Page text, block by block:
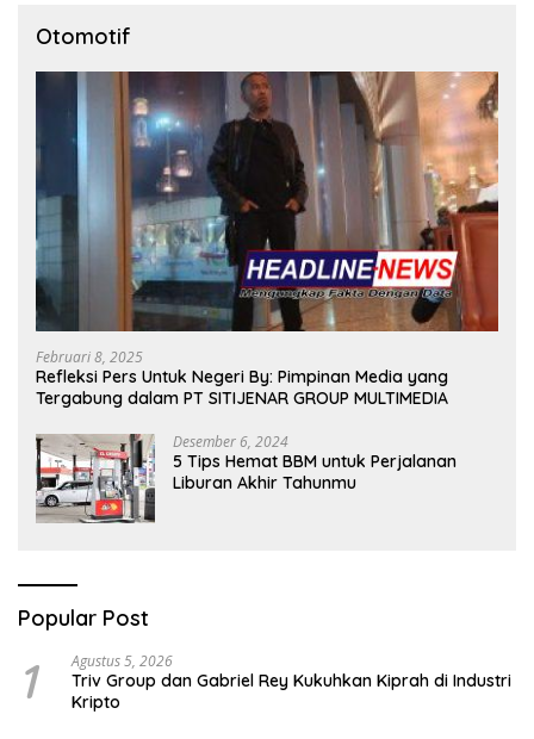
Otomotif
Februari 8, 2025
Refleksi Pers Untuk Negeri By: Pimpinan Media yang
Tergabung dalam PT SITIJENAR GROUP MULTIMEDIA
Desember 6, 2024
5 Tips Hemat BBM untuk Perjalanan
Liburan Akhir Tahunmu
Popular Post
1 Agustus 5, 2026
Triv Group dan Gabriel Rey Kukuhkan Kiprah di Industri
Kripto